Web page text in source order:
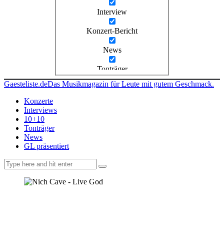
Interview
Konzert-Bericht
News
Tonträger
Gaesteliste.deDas Musikmagazin für Leute mit gutem Geschmack.
Konzerte
Interviews
10+10
Tonträger
News
GL präsentiert